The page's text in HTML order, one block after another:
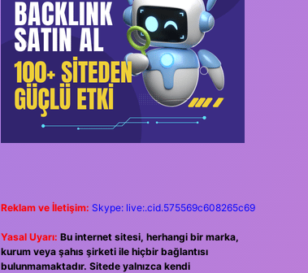
Reklam ve İletişim: Skype: live:.cid.575569c608265c69
Yasal Uyarı: Bu internet sitesi, herhangi bir marka,
kurum veya şahıs şirketi ile hiçbir bağlantısı
bulunmamaktadır. Sitede yalnızca kendi